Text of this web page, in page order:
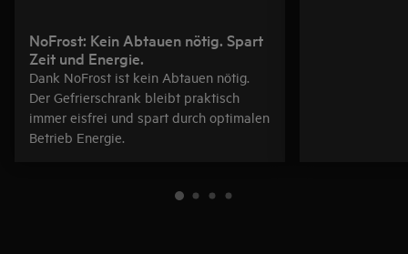
NoFrost: Kein Abtauen nötig. Spart
Zeit und Energie.
Dank NoFrost ist kein Abtauen nötig.
Der Gefrierschrank bleibt praktisch
immer eisfrei und spart durch optimalen
Betrieb Energie.